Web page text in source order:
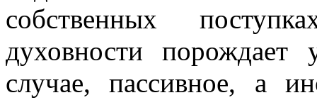
собственных
духовности
случае, пассивное, а